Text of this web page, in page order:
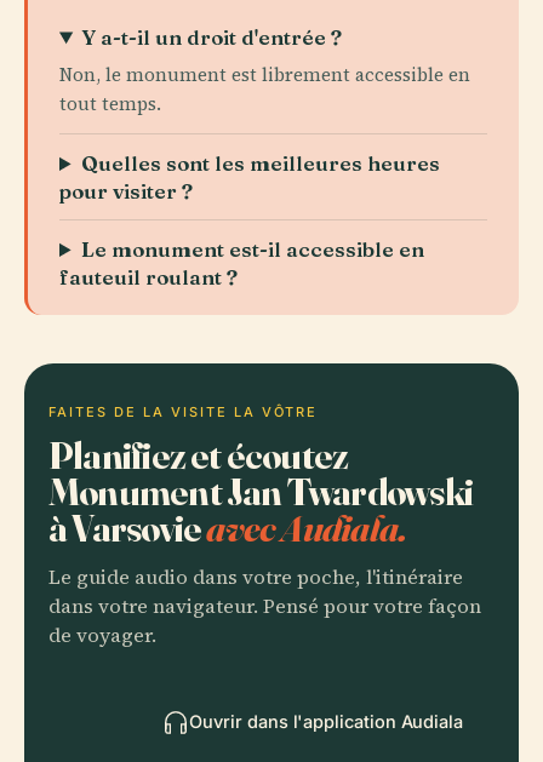
Y a-t-il un droit d'entrée ?
Non, le monument est librement accessible en
tout temps.
Quelles sont les meilleures heures
pour visiter ?
Le monument est-il accessible en
fauteuil roulant ?
FAITES DE LA VISITE LA VÔTRE
Planifiez et écoutez
Monument Jan Twardowski
à Varsovieavec Audiala.
Le guide audio dans votre poche, l'itinéraire
dans votre navigateur. Pensé pour votre façon
de voyager.
Ouvrir dans l'application Audiala